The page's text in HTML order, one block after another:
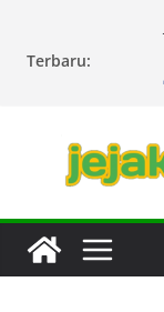
Terbaru: